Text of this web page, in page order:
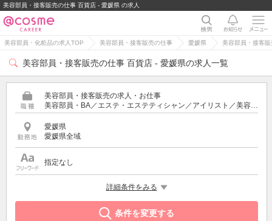
美容部員・接客販売の仕事 百貨店 - 愛媛県 の求人
美容部員・化粧品の求人TOP 美容部員・接客販売の仕事 愛媛県 美容部員・接客
美容部員・接客販売の仕事 百貨店 - 愛媛県の求人一覧
美容部員・接客販売の求人・お仕事
美容部員・BA／エステ・エステティシャン／アイリスト／美容師／受付・フロント
愛媛県
愛媛県全域
指定なし
詳細条件をみる
条件を変更する